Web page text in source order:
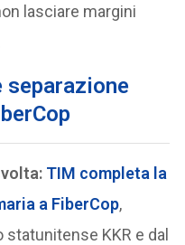
lasciare margini
separazione
TIM completa la
a FiberCop,
KKR e dal